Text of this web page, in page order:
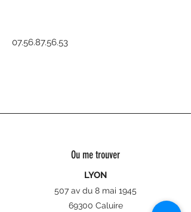
07.56.87.56.53
Ou me trouver
LYON
507 av du 8 mai 1945
69300 Caluire